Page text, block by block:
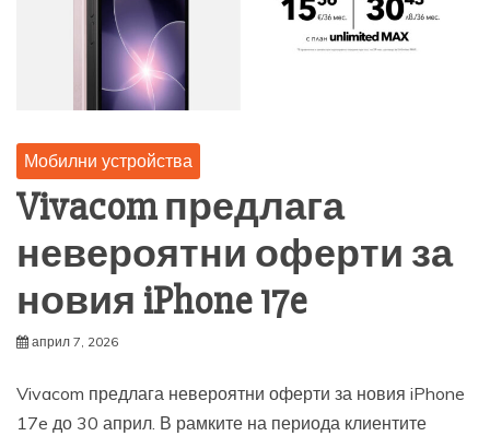
Мобилни устройства
Vivacom предлага
невероятни оферти за
новия iPhone 17e
април 7, 2026
Vivacom предлага невероятни оферти за новия iPhone
17e до 30 април. В рамките на периода клиентите